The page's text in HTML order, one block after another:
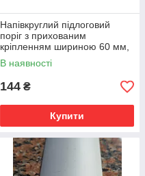
Напівкруглий підлоговий
поріг з прихованим
кріпленням шириною 60 мм,
Дуб Мокко (АП-014)
В наявності
144 ₴
Купити